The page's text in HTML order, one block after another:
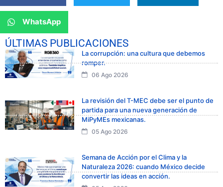
WhatsApp
ÚLTIMAS PUBLICACIONES
La corrupción: una cultura que debemos
romper.
06 Ago 2026
La revisión del T-MEC debe ser el punto de
partida para una nueva generación de
MiPyMEs mexicanas.
05 Ago 2026
Semana de Acción por el Clima y la
Naturaleza 2026: cuando México decide
convertir las ideas en acción.